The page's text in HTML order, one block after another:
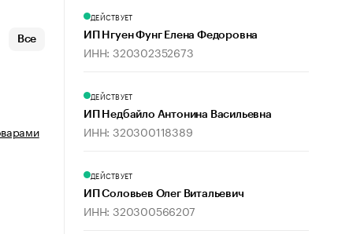
Все
ДЕЙСТВУЕТ
ИП Нгуен Фунг Елена Федоровна
ИНН: 320302352673
ДЕЙСТВУЕТ
ИП Недбайло Антонина Васильевна
ИНН: 320300118389
ДЕЙСТВУЕТ
ИП Соловьев Олег Витальевич
ИНН: 320300566207